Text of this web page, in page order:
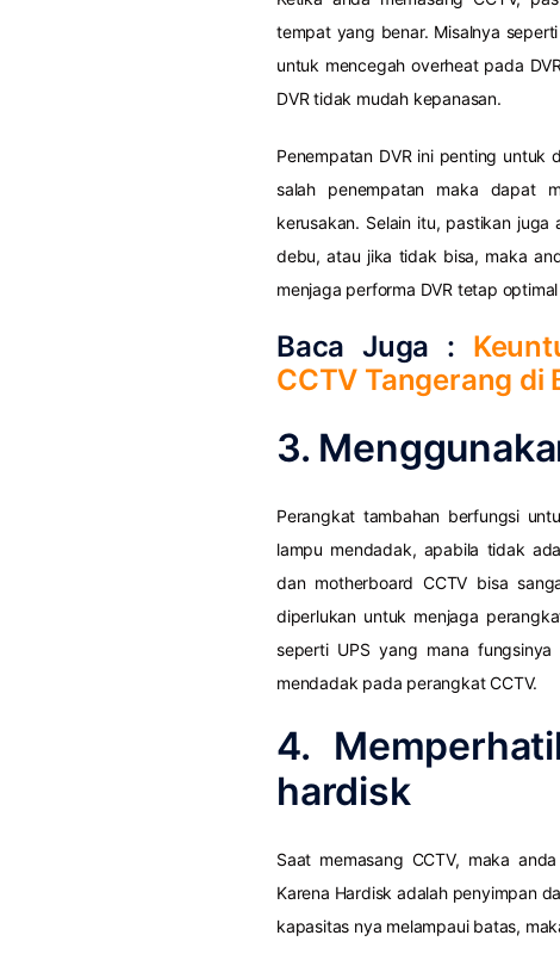
tempat yang benar. Misalnya
untuk mencegah overheat pada
DVR tidak mudah kepanasan.
Penempatan DVR ini penting untuk
salah penempatan maka dapat
kerusakan. Selain itu, pastikan
debu, atau jika tidak bisa, maka
menjaga performa DVR tetap
Baca Juga :
CCTV Tangerang di
3.
Perangkat tambahan berfungsi
lampu mendadak, apabila tidak
dan motherboard CCTV bisa
diperlukan untuk menjaga
seperti UPS yang mana
mendadak pada perangkat CCTV.
4.
hardisk
Saat memasang CCTV, maka
Karena Hardisk adalah penyimpan
kapasitas nya melampaui batas,